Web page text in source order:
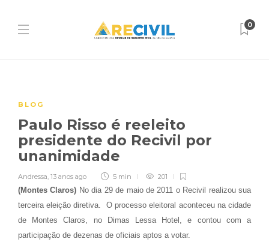
0
BLOG
Paulo Risso é reeleito
presidente do Recivil por
unanimidade
Andressa, 13 anos ago 5 min 201
(Montes Claros) No dia 29 de maio de 2011 o Recivil realizou sua
terceira eleição diretiva. O processo eleitoral aconteceu na cidade
de Montes Claros, no Dimas Lessa Hotel, e contou com a
participação de dezenas de oficiais aptos a votar.